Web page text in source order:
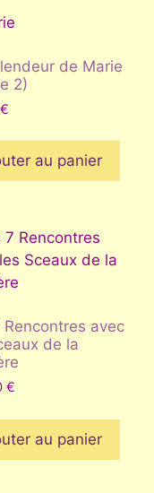
de Marie
2)
€
au panier
Rencontres avec
de la
€
au panier